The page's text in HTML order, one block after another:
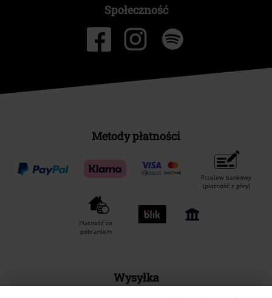
Społeczność
Metody płatności
Przelew bankowy
(płatność z góry)
Płatność za
pobraniem
Wysyłka